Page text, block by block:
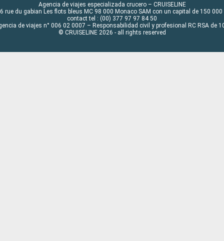
Agencia de viajes especializada crucero – CRUISELINE
rue du gabian Les flots bleus MC 98 000 Monaco SAM con un capital de 150 000
contact tel : (00) 377 97 97 84 50
de viajes n° 006 02 0007 – Responsabilidad civil y profesional RC RSA de
© CRUISELINE 2026 - all rights reserved